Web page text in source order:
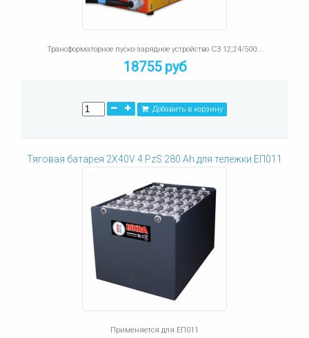
Трансформаторное пуско-зарядное устройство СЗ 12;24/500...
18755 руб
Добавить в корзину
Тяговая батарея 2X40V 4 PzS 280 Ah для тележки ЕП011
Применяется для ЕП011